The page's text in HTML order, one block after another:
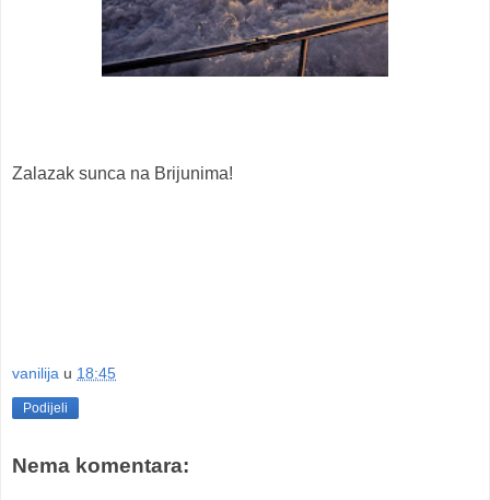
Zalazak sunca na Brijunima!
vanilija u 18:45
Podijeli
Nema komentara: